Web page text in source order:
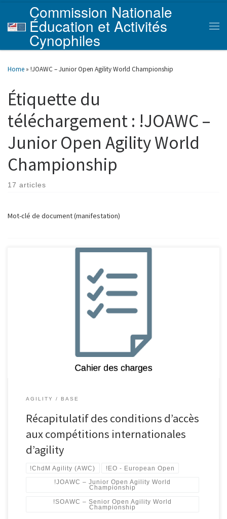
Skip to content
Commission Nationale
Éducation et Activités
Cynophiles
Home » !JOAWC – Junior Open Agility World Championship
Étiquette du
téléchargement : !JOAWC –
Junior Open Agility World
Championship
17 articles
Mot-clé de document (manifestation)
AGILITY BASE
Récapitulatif des conditions d’accès
aux compétitions internationales
d’agility
!ChdM Agility (AWC) !EO - European Open
!JOAWC – Junior Open Agility World
Championship
!SOAWC – Senior Open Agility World
Championship